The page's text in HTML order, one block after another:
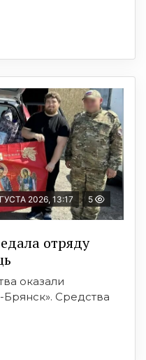
2026, 13:17 5
отряду
оказали
Средства